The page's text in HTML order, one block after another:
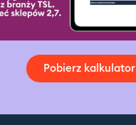
Pobierz kalkulator